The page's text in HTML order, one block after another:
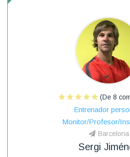
(De 8
Entrenador
Monitor/Profesor/
Barcelona
Sergi